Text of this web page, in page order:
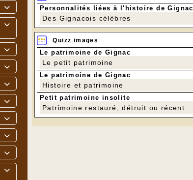










Personnalités liées à l'histoire de Gignac
Des Gignacois célèbres
Quizz images
Le patrimoine de Gignac
Le petit patrimoine
Le patrimoine de Gignac
Histoire et patrimoine
Petit patrimoine insolite
Patrimoine restauré, détruit ou récent